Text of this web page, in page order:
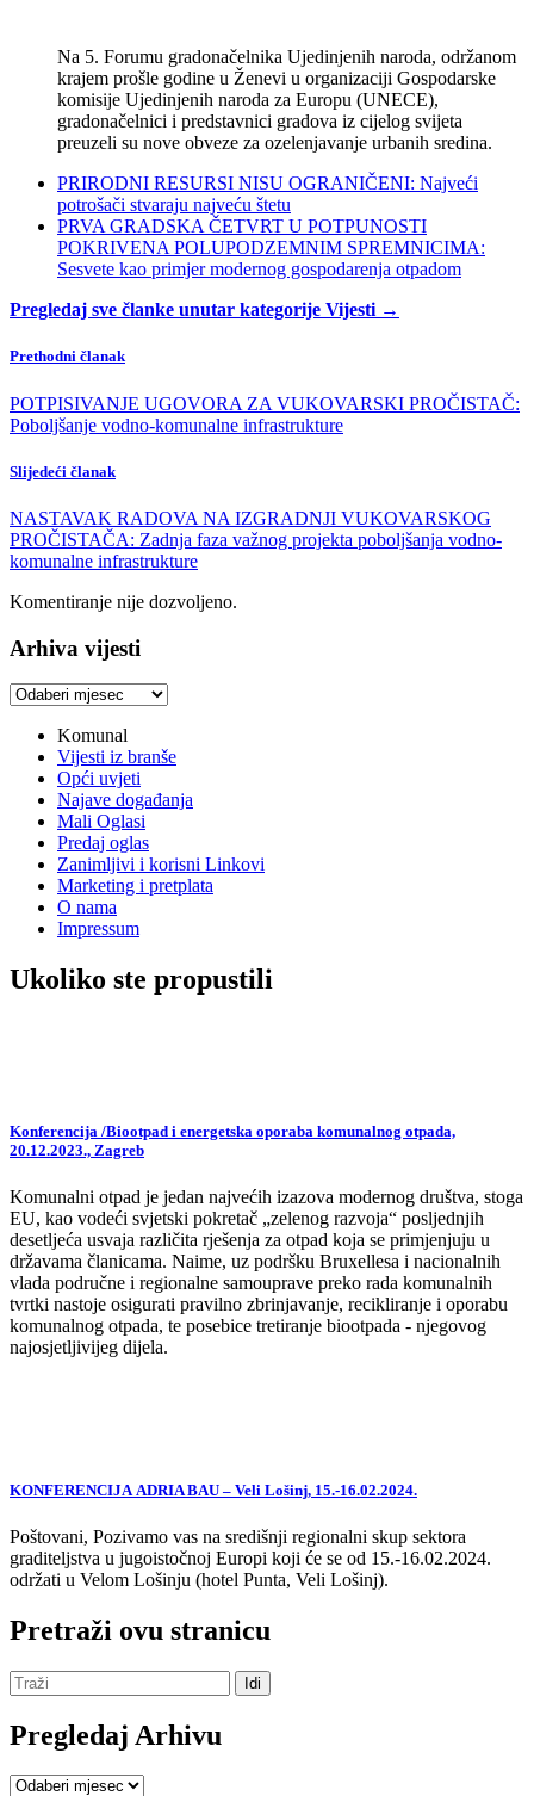
Na 5. Forumu gradonačelnika Ujedinjenih naroda, održanom
krajem prošle godine u Ženevi u organizaciji Gospodarske
komisije Ujedinjenih naroda za Europu (UNECE),
gradonačelnici i predstavnici gradova iz cijelog svijeta
preuzeli su nove obveze za ozelenjavanje urbanih sredina.
PRIRODNI RESURSI NISU OGRANIČENI: Najveći
potrošači stvaraju najveću štetu
PRVA GRADSKA ČETVRT U POTPUNOSTI
POKRIVENA POLUPODZEMNIM SPREMNICIMA:
Sesvete kao primjer modernog gospodarenja otpadom
Pregledaj sve članke unutar kategorije Vijesti →
Prethodni članak
POTPISIVANJE UGOVORA ZA VUKOVARSKI PROČISTAČ:
Poboljšanje vodno-komunalne infrastrukture
Slijedeći članak
NASTAVAK RADOVA NA IZGRADNJI VUKOVARSKOG
PROČISTAČA: Zadnja faza važnog projekta poboljšanja vodno-
komunalne infrastrukture
Komentiranje nije dozvoljeno.
Arhiva vijesti
Arhiva
Komunal
Vijesti iz branše
Opći uvjeti
Najave događanja
Mali Oglasi
Predaj oglas
Zanimljivi i korisni Linkovi
Marketing i pretplata
O nama
Impressum
Ukoliko ste propustili
Konferencija /Biootpad i energetska oporaba komunalnog otpada,
20.12.2023., Zagreb
Komunalni otpad je jedan najvećih izazova modernog društva, stoga
EU, kao vodeći svjetski pokretač „zelenog razvoja“ posljednjih
desetljeća usvaja različita rješenja za otpad koja se primjenjuju u
državama članicama. Naime, uz podršku Bruxellesa i nacionalnih
vlada područne i regionalne samouprave preko rada komunalnih
tvrtki nastoje osigurati pravilno zbrinjavanje, recikliranje i oporabu
komunalnog otpada, te posebice tretiranje biootpada - njegovog
najosjetljivijeg dijela.
KONFERENCIJA ADRIA BAU – Veli Lošinj, 15.-16.02.2024.
Poštovani, Pozivamo vas na središnji regionalni skup sektora
graditeljstva u jugoistočnoj Europi koji će se od 15.-16.02.2024.
održati u Velom Lošinju (hotel Punta, Veli Lošinj).
Pretraži ovu stranicu
Pregledaj Arhivu
Pregledaj